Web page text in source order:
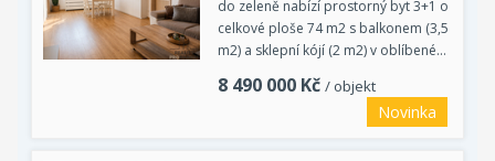
do zeleně nabízí prostorný byt 3+1 o
celkové ploše 74 m2 s balkonem (3,5
m2) a sklepní kójí (2 m2) v oblíbené…
8 490 000 Kč / objekt
Novinka